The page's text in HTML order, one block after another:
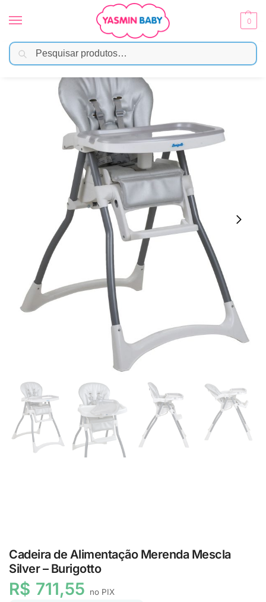
0
Início Alimentação / Cadeirinhas
Cadeira de Alimentação Merenda Mescla
Silver – Burigotto
R$ 711,55 no PIX